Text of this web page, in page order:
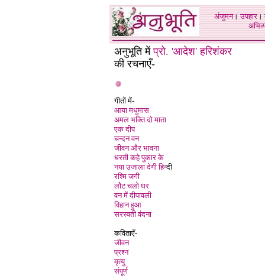
अंजुमन।उपहार।
अनुभूति मेंप्रो. 'आदेश' हरिशंकर
की रचनाएँ-
गीतों में-
आया मधुमास
अमल भक्ति दो माता
एक दीप
चन्दन वन
जीवन और भावना
धरती कहे पुकार के
नया उजाला देगी हिन्दी
रश्मि जगी
लौट चलो घर
वन में दीपावली
विहान हुआ
सरस्वती वंदना
कविताएँ-
जीवन
प्रश्न
मृत्यु
संपूर्ण